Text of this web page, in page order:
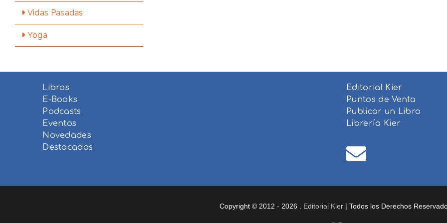
Vidas Pasadas
Yoga
Libros
E-Books
Podcasts
Eventos
Novedades
Destacados
Editorial Kier
Puntos de Venta
Publicar un Libro
Librería Kier
Copyright © 2012 - 2026 . Editorial Kier| Todos los Derechos